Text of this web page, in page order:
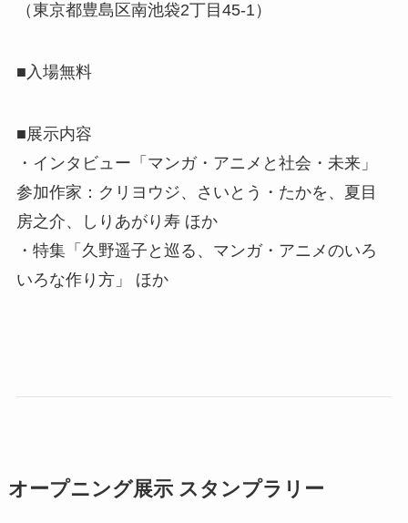
（東京都豊島区南池袋2丁目45-1）
■入場無料
■展示内容
・インタビュー「マンガ・アニメと社会・未来」
参加作家：クリヨウジ、さいとう・たかを、夏目
房之介、しりあがり寿 ほか
・特集「久野遥子と巡る、マンガ・アニメのいろ
いろな作り方」 ほか
オープニング展示 スタンプラリー